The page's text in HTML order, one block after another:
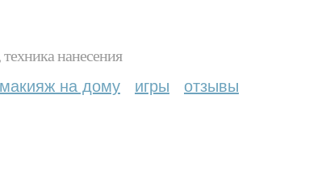
нанесения
на дому игры отзывы